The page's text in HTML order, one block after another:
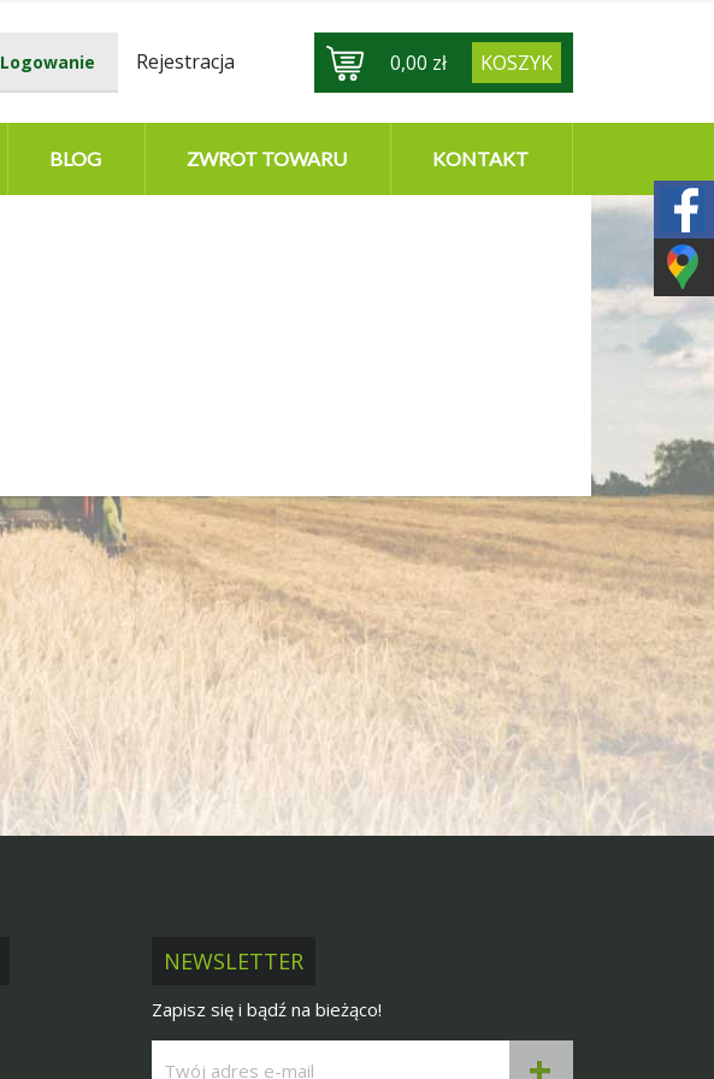
Logowanie Rejestracja 0,00 zł KOSZYK
BLOG ZWROT TOWARU KONTAKT
NEWSLETTER
Zapisz się i bądź na bieżąco!